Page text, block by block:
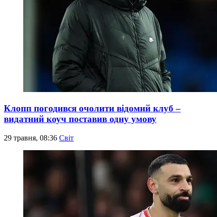
Клопп погодився очолити відомий клуб –
видатний коуч поставив одну умову
29 травня, 08:36 Світ